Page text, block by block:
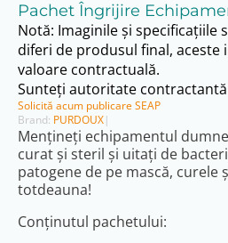
Brand: PURDOUX|
Pachet Îngrijire
Mențineți echipamentul
curat și steril și uitați de
patogene de pe mască, curele
totdeauna!
Conținutul pachetului:
Notă: Imaginile și specificațiile
diferi de produsul final, aceste
valoare contractuală.
Sunteți autoritate
Solicită acum publicare SEAP